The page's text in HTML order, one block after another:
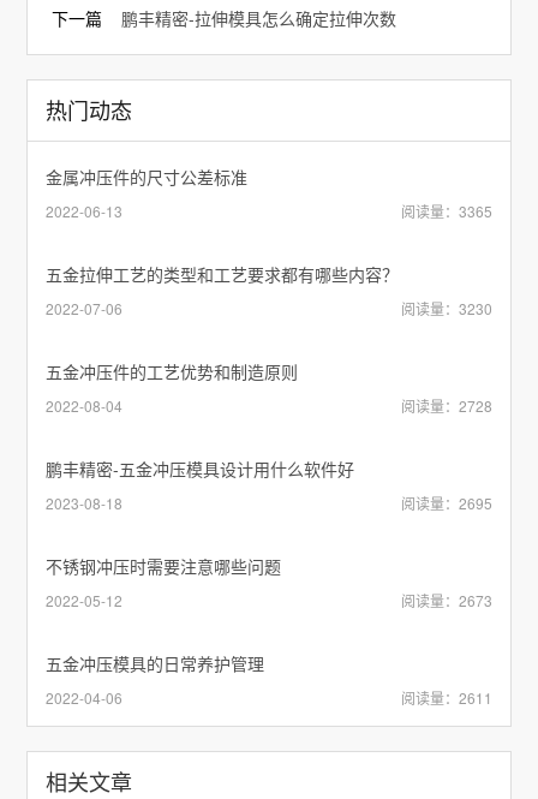
下一篇鹏丰精密-拉伸模具怎么确定拉伸次数
热门动态
金属冲压件的尺寸公差标准
2022-06-13 阅读量：3365
五金拉伸工艺的类型和工艺要求都有哪些内容？
2022-07-06 阅读量：3230
五金冲压件的工艺优势和制造原则
2022-08-04 阅读量：2728
鹏丰精密-五金冲压模具设计用什么软件好
2023-08-18 阅读量：2695
不锈钢冲压时需要注意哪些问题
2022-05-12 阅读量：2673
五金冲压模具的日常养护管理
2022-04-06 阅读量：2611
相关文章